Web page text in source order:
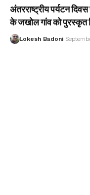
अंतरराष्ट्रीय पर्यटन
के जखोल गांव को पुरस्कृत
Lokesh Badoni